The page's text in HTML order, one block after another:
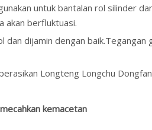
untuk bantalan rol silinder
akan berfluktuasi.
dijamin dengan
Longteng Longchu
kemacetan